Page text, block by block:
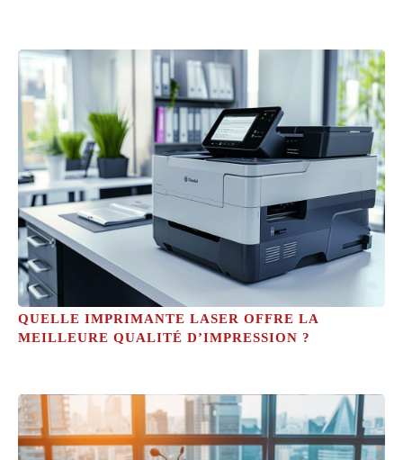
QUELLE IMPRIMANTE LASER OFFRE LA
MEILLEURE QUALITÉ D’IMPRESSION ?